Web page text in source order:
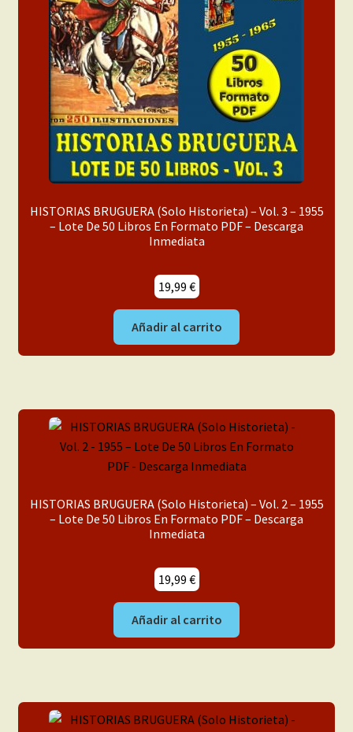
Mi cuenta
HISTORIAS BRUGUERA (Solo Historieta) – Vol. 3 – 1955
– Lote De 50 Libros En Formato PDF – Descarga
Inmediata
19,99 €
Añadir al carrito
HISTORIAS BRUGUERA (Solo Historieta) – Vol. 2 – 1955
– Lote De 50 Libros En Formato PDF – Descarga
Inmediata
19,99 €
Añadir al carrito